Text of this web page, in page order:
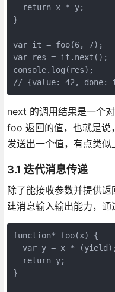
return x * y;
}
var it = foo(6, 7);
var res = it.next();
console.log(res);
// {value: 42, done:
next 的调用结果是一个
foo 返回的值，也就是说
发送出一个值，有点类
3.1 迭代消息传递
除了能接收参数并提供
建消息输入输出能力，
function* foo(x) {
var y = x * (yield);
return y;
}